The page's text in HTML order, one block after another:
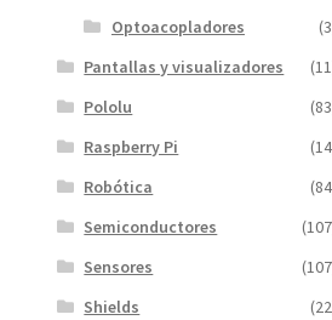
Optoacopladores
Pantallas y visualizadores
Pololu
Raspberry Pi
Robótica
Semiconductores
Sensores
Shields